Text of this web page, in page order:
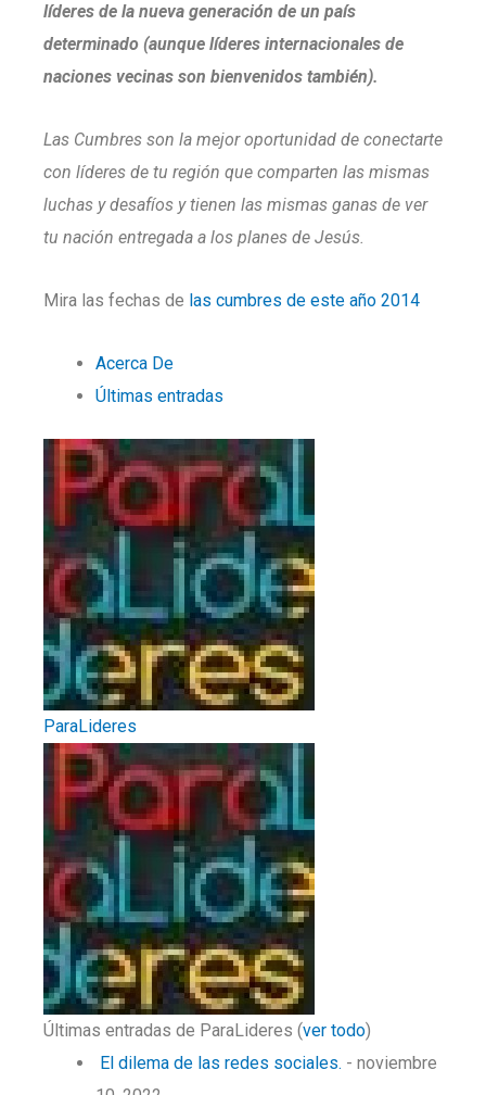
líderes de la nueva generación de un país
determinado (aunque líderes internacionales de
naciones vecinas son bienvenidos también).
Las Cumbres son la mejor oportunidad de conectarte
con líderes de tu región que comparten las mismas
luchas y desafíos y tienen las mismas ganas de ver
tu nación entregada a los planes de Jesús.
Mira las fechas de las cumbres de este año 2014
Acerca De
Últimas entradas
ParaLideres
Últimas entradas de ParaLideres (ver todo)
El dilema de las redes sociales. - noviembre